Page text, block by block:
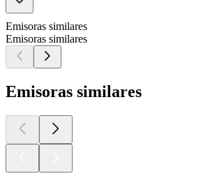
Emisoras similares
Emisoras similares
Emisoras similares